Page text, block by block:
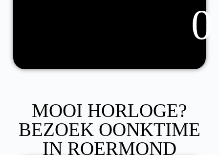
0
MOOI HORLOGE?
BEZOEK OONKTIME
IN ROERMOND